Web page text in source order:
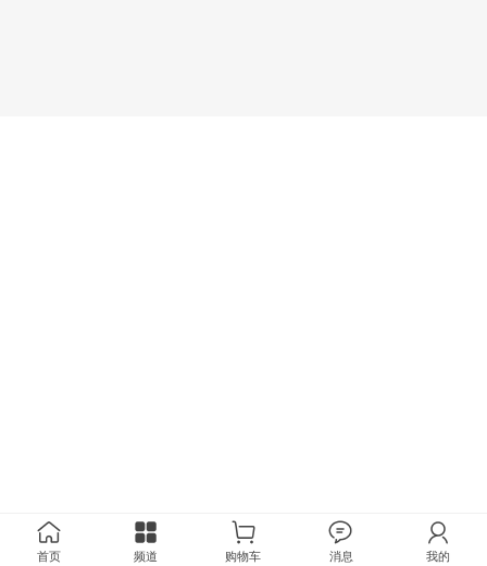
首页 频道 购物车 消息 我的